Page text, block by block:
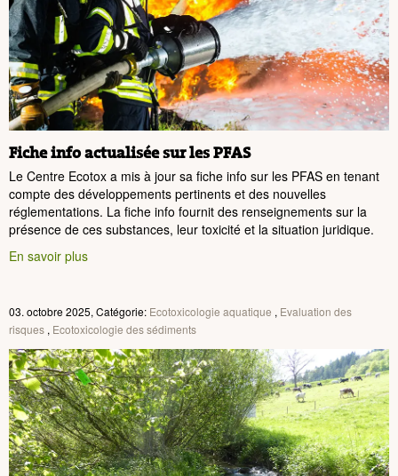
Fiche info actualisée sur les PFAS
Le Centre Ecotox a mis à jour sa fiche info sur les PFAS en tenant
compte des développements pertinents et des nouvelles
réglementations. La fiche info fournit des renseignements sur la
présence de ces substances, leur toxicité et la situation juridique.
En savoir plus
03. octobre 2025, Catégorie: Ecotoxicologie aquatique , Evaluation des
risques , Ecotoxicologie des sédiments